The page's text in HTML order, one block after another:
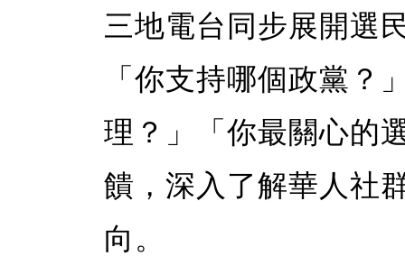
三地電台同步展開選
「你支持哪個政黨？
理？」「你最關心的
饋，深入了解華人社
向。